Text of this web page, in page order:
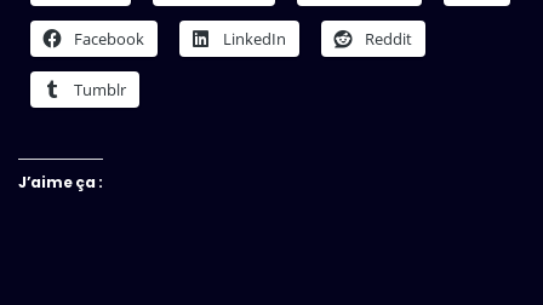
Facebook LinkedIn Reddit
Tumblr
J’aime ça :